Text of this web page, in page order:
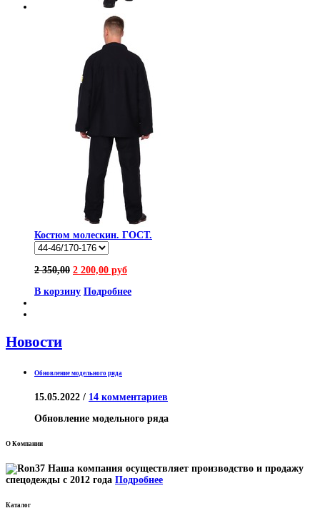
Костюм молескин. ГОСТ.
2 350,00 2 200,00 руб
В корзину Подробнее
Новости
Обновление модельного ряда
15.05.2022 / 14 комментариев
Обновление модельного ряда
О Компании
Наша компания осуществляет производство и продажу
спецодежды с 2012 года Подробнее
Каталог